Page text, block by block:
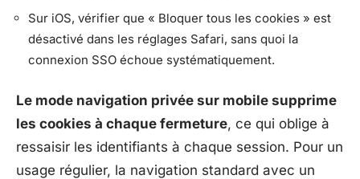
Sur iOS, vérifier que « Bloquer tous les cookies » est
désactivé dans les réglages Safari, sans quoi la
connexion SSO échoue systématiquement.
Le mode navigation privée sur mobile supprime
les cookies à chaque fermeture, ce qui oblige à
ressaisir les identifiants à chaque session. Pour un
usage régulier, la navigation standard avec un